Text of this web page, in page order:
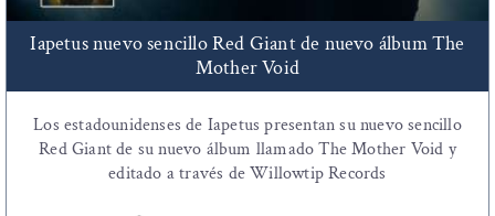
Iapetus nuevo sencillo Red Giant de nuevo álbum The
Mother Void
Los estadounidenses de Iapetus presentan su nuevo sencillo
Red Giant de su nuevo álbum llamado The Mother Void y
editado a través de Willowtip Records